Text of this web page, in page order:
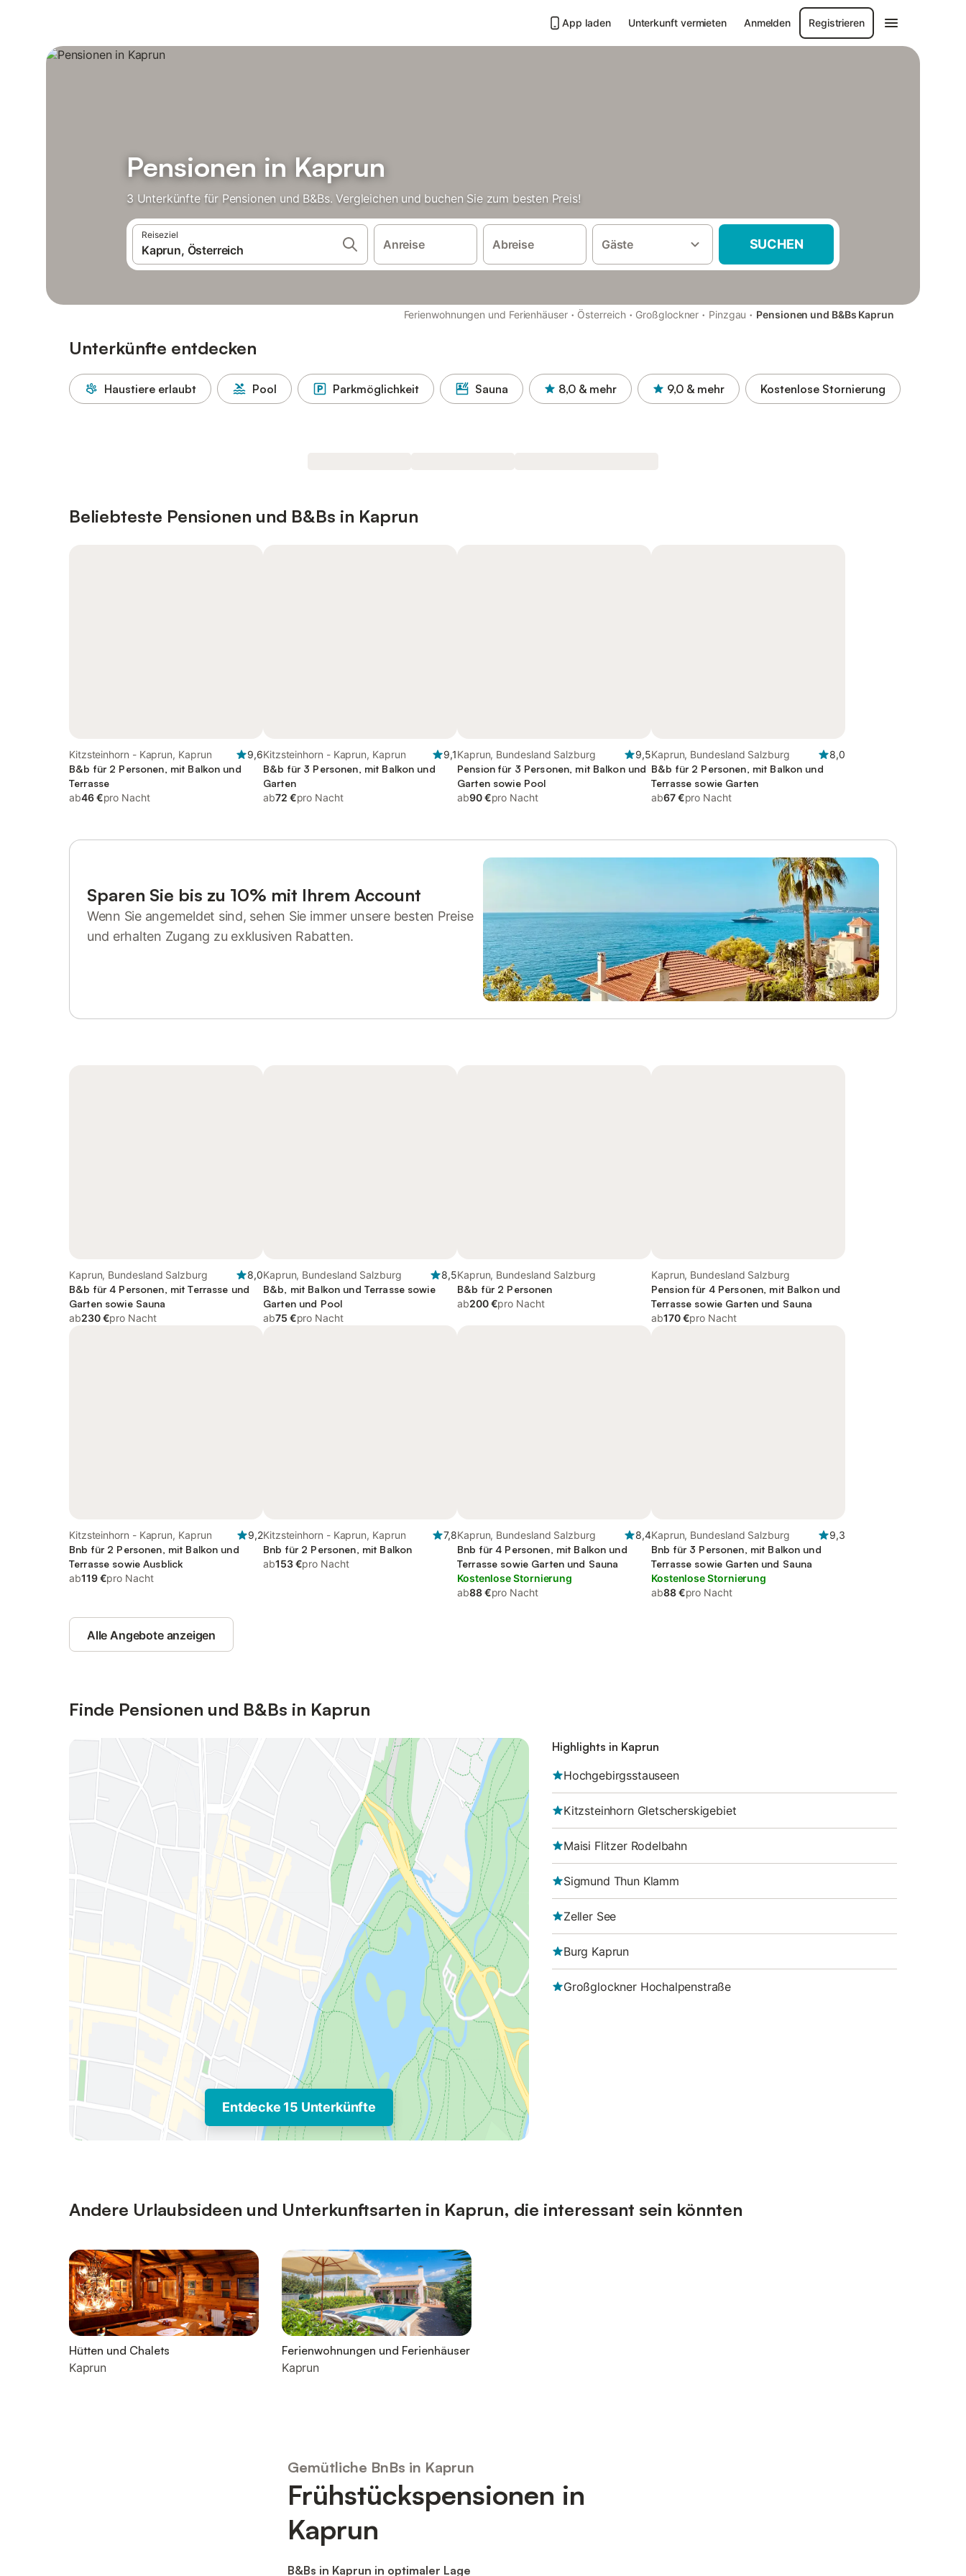
App laden Unterkunft vermieten Anmelden Registrieren
Pensionen in Kaprun
3 Unterkünfte für Pensionen und B&Bs. Vergleichen und buchen Sie zum besten Preis!
Reiseziel
Anreise Abreise Gäste SUCHEN
Ferienwohnungen und Ferienhäuser · Österreich · Großglockner · Pinzgau · Pensionen und B&Bs Kaprun
Unterkünfte entdecken
Haustiere erlaubt Pool Parkmöglichkeit Sauna 8,0 & mehr 9,0 & mehr Kostenlose Stornierung
Beliebteste Pensionen und B&Bs in Kaprun
Kitzsteinhorn - Kaprun, Kaprun
9,6
B&b für 2 Personen, mit Balkon und
Terrasse
ab46 €pro Nacht
Kitzsteinhorn - Kaprun, Kaprun
9,1
B&b für 3 Personen, mit Balkon und
Garten
ab72 €pro Nacht
Kaprun, Bundesland Salzburg
9,5
Pension für 3 Personen, mit Balkon und
Garten sowie Pool
ab90 €pro Nacht
Kaprun, Bundesland Salzburg
8,0
B&b für 2 Personen, mit Balkon und
Terrasse sowie Garten
ab67 €pro Nacht
Sparen Sie bis zu 10% mit Ihrem Account
Wenn Sie angemeldet sind, sehen Sie immer unsere besten Preise
und erhalten Zugang zu exklusiven Rabatten.
Kaprun, Bundesland Salzburg
8,0
B&b für 4 Personen, mit Terrasse und
Garten sowie Sauna
ab230 €pro Nacht
Kaprun, Bundesland Salzburg
8,5
B&b, mit Balkon und Terrasse sowie
Garten und Pool
ab75 €pro Nacht
Kaprun, Bundesland Salzburg
B&b für 2 Personen
ab200 €pro Nacht
Kaprun, Bundesland Salzburg
Pension für 4 Personen, mit Balkon und
Terrasse sowie Garten und Sauna
ab170 €pro Nacht
Kitzsteinhorn - Kaprun, Kaprun
9,2
Bnb für 2 Personen, mit Balkon und
Terrasse sowie Ausblick
ab119 €pro Nacht
Kitzsteinhorn - Kaprun, Kaprun
7,8
Bnb für 2 Personen, mit Balkon
ab153 €pro Nacht
Kaprun, Bundesland Salzburg
8,4
Bnb für 4 Personen, mit Balkon und
Terrasse sowie Garten und Sauna
Kostenlose Stornierung
ab88 €pro Nacht
Kaprun, Bundesland Salzburg
9,3
Bnb für 3 Personen, mit Balkon und
Terrasse sowie Garten und Sauna
Kostenlose Stornierung
ab88 €pro Nacht
Alle Angebote anzeigen
Finde Pensionen und B&Bs in Kaprun
Entdecke 15 Unterkünfte
Highlights in Kaprun
Hochgebirgsstauseen
Kitzsteinhorn Gletscherskigebiet
Maisi Flitzer Rodelbahn
Sigmund Thun Klamm
Zeller See
Burg Kaprun
Großglockner Hochalpenstraße
Andere Urlaubsideen und Unterkunftsarten in Kaprun, die interessant sein könnten
Hütten und Chalets
Kaprun
Ferienwohnungen und Ferienhäuser
Kaprun
Gemütliche BnBs in Kaprun
Frühstückspensionen in
Kaprun
B&Bs in Kaprun in optimaler Lage